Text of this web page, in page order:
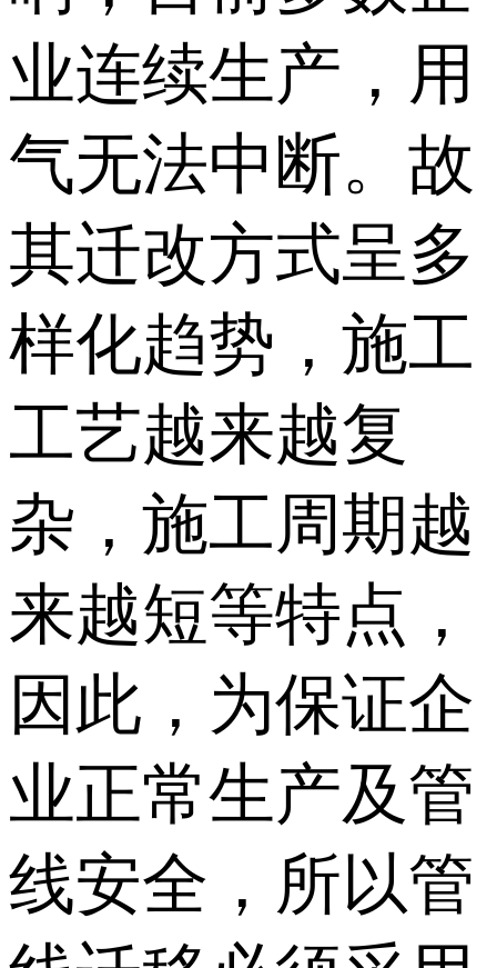
业连续生产，用
气无法中断。故
其迁改方式呈多
样化趋势，施工
工艺越来越复
杂，施工周期越
来越短等特点，
因此，为保证企
业正常生产及管
线安全，所以管